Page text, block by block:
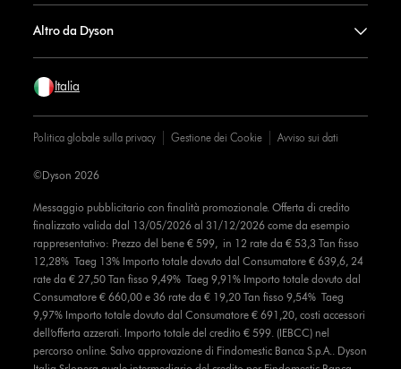
Altro da Dyson
Italia
Politica globale sulla privacy Gestione dei Cookie Avviso sui dati
Messaggio pubblicitario con finalità promozionale. Offerta di credito
finalizzato valida dal 13/05/2026 al 31/12/2026 come da esempio
rappresentativo: Prezzo del bene € 599, in 12 rate da € 53,3 Tan fisso
12,28% Taeg 13% Importo totale dovuto dal Consumatore € 639,6, 24
rate da € 27,50 Tan fisso 9,49% Taeg 9,91% Importo totale dovuto dal
Consumatore € 660,00 e 36 rate da € 19,20 Tan fisso 9,54% Taeg
9,97% Importo totale dovuto dal Consumatore € 691,20, costi accessori
dell’offerta azzerati. Importo totale del credito € 599. (IEBCC) nel
percorso online. Salvo approvazione di Findomestic Banca S.p.A.. Dyson
©Dyson 2026